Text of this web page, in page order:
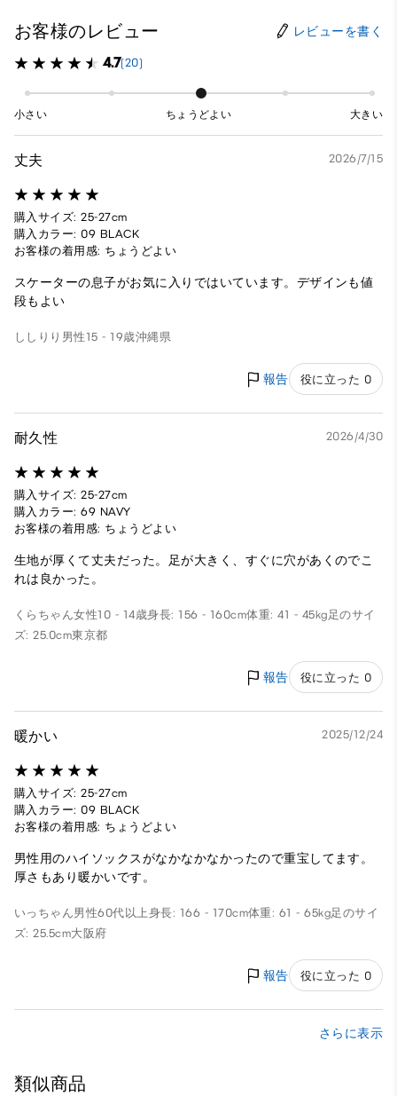
お客様のレビュー レビューを書く
4.7(20)
小さい ちょうどよい 大きい
丈夫 2026/7/15
購入サイズ: 25-27cm
購入カラー: 09 BLACK
お客様の着用感: ちょうどよい
スケーターの息子がお気に入りではいています。デザインも値
段もよい
ししりり 男性 15 - 19歳沖縄県
報告 役に立った 0
耐久性 2026/4/30
購入サイズ: 25-27cm
購入カラー: 69 NAVY
お客様の着用感: ちょうどよい
生地が厚くて丈夫だった。足が大きく、すぐに穴があくのでこ
れは良かった。
くらちゃん女性10 - 14歳身長: 156 - 160cm体重: 41 - 45kg足のサイ
ズ: 25.0cm東京都
報告 役に立った 0
暖かい 2025/12/24
購入サイズ: 25-27cm
購入カラー: 09 BLACK
お客様の着用感: ちょうどよい
男性用のハイソックスがなかなかなかったので重宝してます。
厚さもあり暖かいです。
いっちゃん男性60代以上身長: 166 - 170cm体重: 61 - 65kg足のサイ
ズ: 25.5cm大阪府
報告 役に立った 0
さらに表示
類似商品